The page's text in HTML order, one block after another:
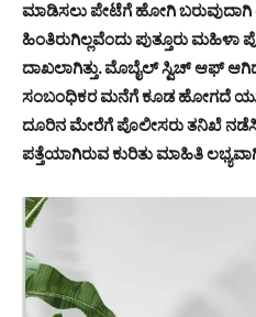
ಮಾಡಿಸಲು ಪೇಟೆಗೆ ಹೋಗಿ
ಹಿಂತಿರುಗಿಲ್ಲವೆಂದು ಪುತ್ತೂರು ಮಹಿಳಾ
ದಾಖಲಾಗಿತ್ತು. ಮೊಬೈಲ್ ಸ್ವಿಚ್ ಆಫ್
ಸಂಬಂಧಿಕರ ಮನೆಗೆ ಕೂಡ ಹೋಗದೆ
ದೂರಿನ ಮೇರೆಗೆ ಪೊಲೀಸರು ತನಿಖೆ
ಪತ್ತೆಯಾಗಿರುವ ಕುರಿತು ಮಾಹಿತಿ